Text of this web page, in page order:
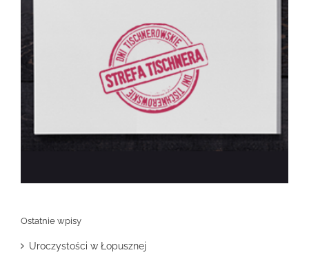
Ostatnie wpisy
Uroczystości w Łopusznej